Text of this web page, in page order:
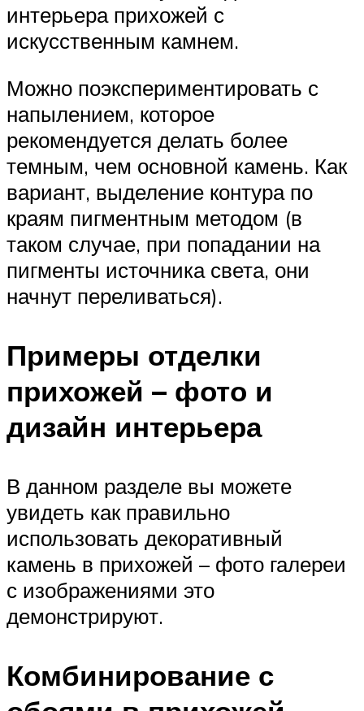
интерьера прихожей с
искусственным камнем.
Можно поэкспериментировать с
напылением, которое
рекомендуется делать более
темным, чем основной камень. Как
вариант, выделение контура по
краям пигментным методом (в
таком случае, при попадании на
пигменты источника света, они
начнут переливаться).
Примеры отделки
прихожей – фото и
дизайн интерьера
В данном разделе вы можете
увидеть как правильно
использовать декоративный
камень в прихожей – фото галереи
с изображениями это
демонстрируют.
Комбинирование с